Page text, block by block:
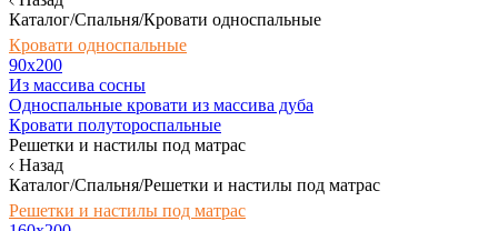
Каталог/Спальня/Кровати односпальные
Кровати односпальные
90х200
Из массива сосны
Односпальные кровати из массива дуба
Кровати полутороспальные
Решетки и настилы под матрас
Назад
Каталог/Спальня/Решетки и настилы под матрас
Решетки и настилы под матрас